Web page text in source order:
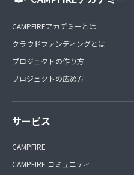
CAMPFIREアカデミーとは
クラウドファンディングとは
プロジェクトの作り方
プロジェクトの広め方
サービス
CAMPFIRE
CAMPFIRE コミュニティ